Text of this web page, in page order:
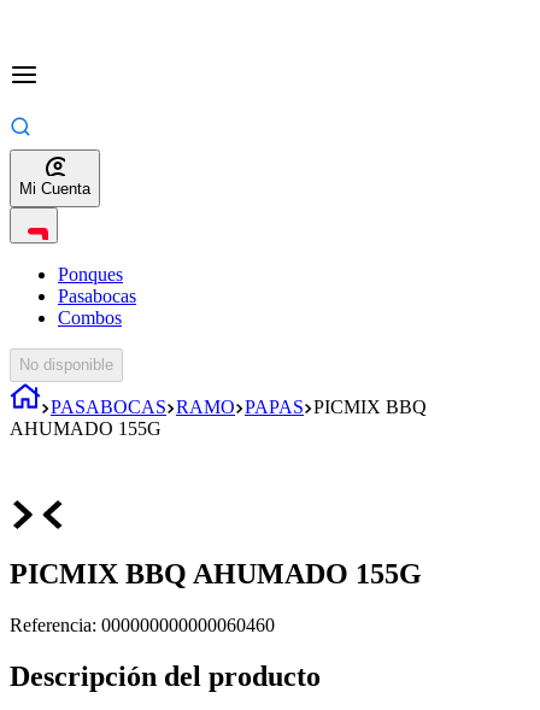
Mi Cuenta
Ponques
Pasabocas
Combos
No disponible
PASABOCAS RAMO PAPAS PICMIX BBQ
AHUMADO 155G
PICMIX BBQ AHUMADO 155G
Referencia: 000000000000060460
Descripción del producto